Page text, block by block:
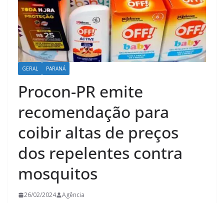
GERAL PARANÁ
Procon-PR emite
recomendação para
coibir altas de preços
dos repelentes contra
mosquitos
26/02/2024 Agência